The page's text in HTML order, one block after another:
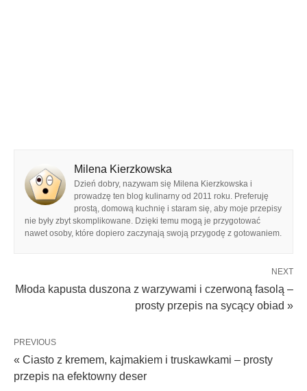
Milena Kierzkowska
Dzień dobry, nazywam się Milena Kierzkowska i
prowadzę ten blog kulinarny od 2011 roku. Preferuję
prostą, domową kuchnię i staram się, aby moje przepisy
nie były zbyt skomplikowane. Dzięki temu mogą je przygotować
nawet osoby, które dopiero zaczynają swoją przygodę z gotowaniem.
NEXT
Młoda kapusta duszona z warzywami i czerwoną fasolą –
prosty przepis na sycący obiad »
PREVIOUS
« Ciasto z kremem, kajmakiem i truskawkami – prosty
przepis na efektowny deser